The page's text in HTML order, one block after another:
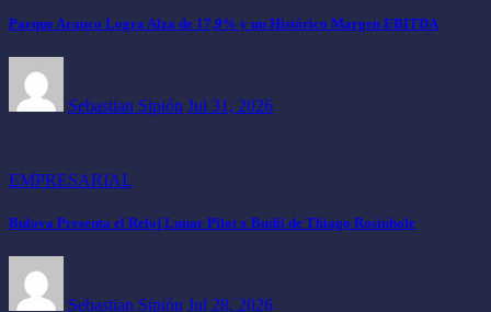
Parque Arauco Logra Alza de 17,9% y un Histórico Margen EBITDA
Sebastian Sipión Jul 31, 2026
EMPRESARIAL
Bulova Presenta el Reloj Lunar Pilot x Budii de Thiago Rosinhole
Sebastian Sipión Jul 28, 2026